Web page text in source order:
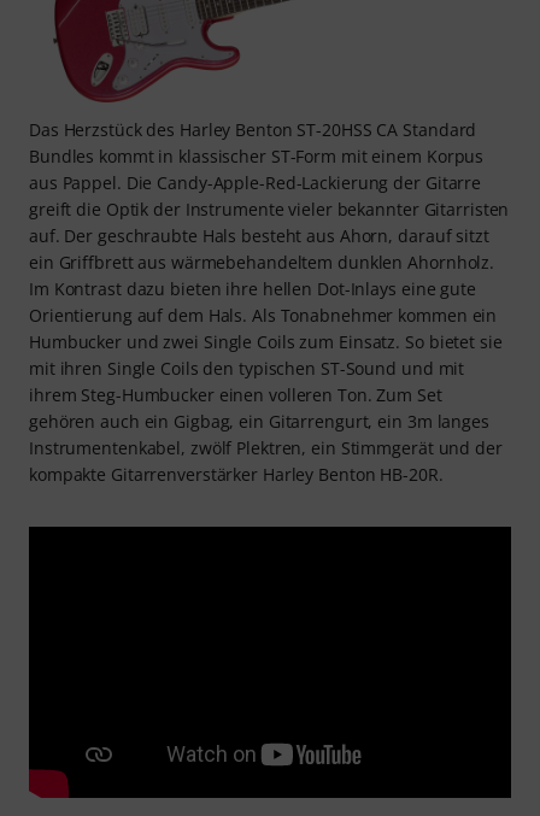
Das Herzstück des Harley Benton ST-20HSS CA Standard
Bundles kommt in klassischer ST-Form mit einem Korpus
aus Pappel. Die Candy-Apple-Red-Lackierung der Gitarre
greift die Optik der Instrumente vieler bekannter Gitarristen
auf. Der geschraubte Hals besteht aus Ahorn, darauf sitzt
ein Griffbrett aus wärmebehandeltem dunklen Ahornholz.
Im Kontrast dazu bieten ihre hellen Dot-Inlays eine gute
Orientierung auf dem Hals. Als Tonabnehmer kommen ein
Humbucker und zwei Single Coils zum Einsatz. So bietet sie
mit ihren Single Coils den typischen ST-Sound und mit
ihrem Steg-Humbucker einen volleren Ton. Zum Set
gehören auch ein Gigbag, ein Gitarrengurt, ein 3m langes
Instrumentenkabel, zwölf Plektren, ein Stimmgerät und der
kompakte Gitarrenverstärker Harley Benton HB-20R.